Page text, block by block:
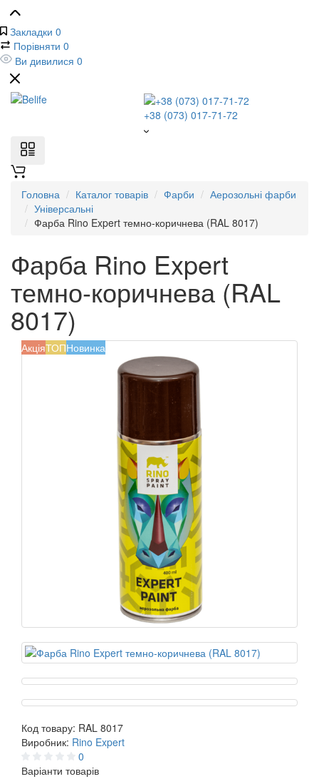
Закладки 0
Порівняти 0
Ви дивилися 0
+38 (073) 017-71-72
Головна Каталог товарів Фарби
Аерозольні фарби
Універсальні
Фарба Rino Expert темно-коричнева (RAL 8017)
Фарба Rino Expert
темно-коричнева (RAL
8017)
АкціяТОПНовинка
Код товару: RAL 8017
Виробник: Rino Expert
0
Варіанти товарів